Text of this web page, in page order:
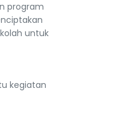
program
untuk
kegiatan